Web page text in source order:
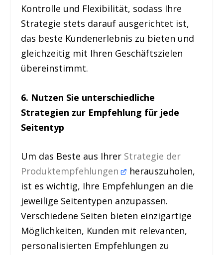
Kontrolle und Flexibilität, sodass Ihre
Strategie stets darauf ausgerichtet ist,
das beste Kundenerlebnis zu bieten und
gleichzeitig mit Ihren Geschäftszielen
übereinstimmt.
6. Nutzen Sie unterschiedliche
Strategien zur Empfehlung für jede
Seitentyp
Um das Beste aus Ihrer Strategie der
Produktempfehlungen
herauszuholen,
ist es wichtig, Ihre Empfehlungen an die
jeweilige Seitentypen anzupassen.
Verschiedene Seiten bieten einzigartige
Möglichkeiten, Kunden mit relevanten,
personalisierten Empfehlungen zu